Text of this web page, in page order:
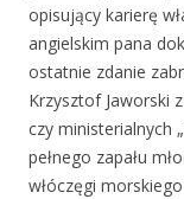
opisujący karierę
angielskim pana
ostatnie zdanie
Krzysztof Jaworski
czy ministerialnych
pełnego zapału
włóczęgi